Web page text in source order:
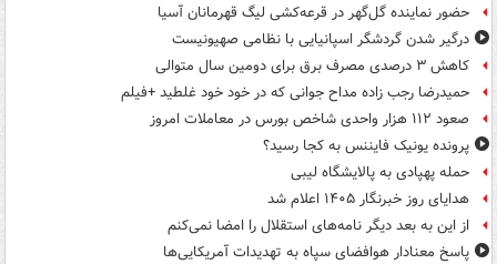
حضور نماینده گل‌گهر در قرعه‌کشی لیگ قهرمانان آسیا
درگیر شدن گردشگر اسپانیایی با نظامی صهیونیست
کاهش ۳ درصدی مصرف برق برای دومین سال متوالی
حمیدرضا رجب زاده مداح جوانی که در خود خود غلطید +فیلم
صعود ۱۱۲ هزار واحدی شاخص بورس در معاملات امروز
پرونده یونیک فایننس به کجا رسید؟
حمله پهپادی به پالایشگاه لیبی
هدایای روز خبرنگار ۱۴۰۵ اعلام شد
از این به بعد دیگر نامه‌های استقلال را امضا نمی‌کنم
پاسخ معنادار هوافضای سپاه به تهدیدات آمریکایی‌ها